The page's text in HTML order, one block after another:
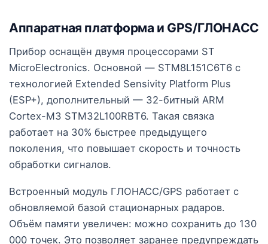
Аппаратная платформа и GPS/ГЛОНАСС
Прибор оснащён двумя процессорами ST
MicroElectronics. Основной — STM8L151C6T6 с
технологией Extended Sensivity Platform Plus
(ESP+), дополнительный — 32-битный ARM
Cortex-M3 STM32L100RBT6. Такая связка
работает на 30% быстрее предыдущего
поколения, что повышает скорость и точность
обработки сигналов.
Встроенный модуль ГЛОНАСС/GPS работает с
обновляемой базой стационарных радаров.
Объём памяти увеличен: можно сохранить до 130
000 точек. Это позволяет заранее предупреждать